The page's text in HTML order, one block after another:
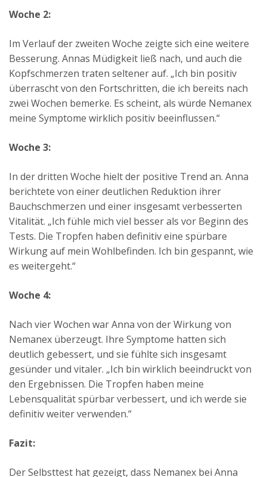
Woche 2:
Im Verlauf der zweiten Woche zeigte sich eine weitere
Besserung. Annas Müdigkeit ließ nach, und auch die
Kopfschmerzen traten seltener auf. „Ich bin positiv
überrascht von den Fortschritten, die ich bereits nach
zwei Wochen bemerke. Es scheint, als würde Nemanex
meine Symptome wirklich positiv beeinflussen.“
Woche 3:
In der dritten Woche hielt der positive Trend an. Anna
berichtete von einer deutlichen Reduktion ihrer
Bauchschmerzen und einer insgesamt verbesserten
Vitalität. „Ich fühle mich viel besser als vor Beginn des
Tests. Die Tropfen haben definitiv eine spürbare
Wirkung auf mein Wohlbefinden. Ich bin gespannt, wie
es weitergeht.“
Woche 4:
Nach vier Wochen war Anna von der Wirkung von
Nemanex überzeugt. Ihre Symptome hatten sich
deutlich gebessert, und sie fühlte sich insgesamt
gesünder und vitaler. „Ich bin wirklich beeindruckt von
den Ergebnissen. Die Tropfen haben meine
Lebensqualität spürbar verbessert, und ich werde sie
definitiv weiter verwenden.“
Fazit:
Der Selbsttest hat gezeigt, dass Nemanex bei Anna